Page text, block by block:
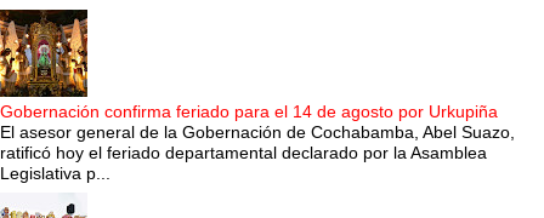
Gobernación confirma feriado para el 14 de agosto por Urkupiña
El asesor general de la Gobernación de Cochabamba, Abel Suazo,
ratificó hoy el feriado departamental declarado por la Asamblea
Legislativa p...